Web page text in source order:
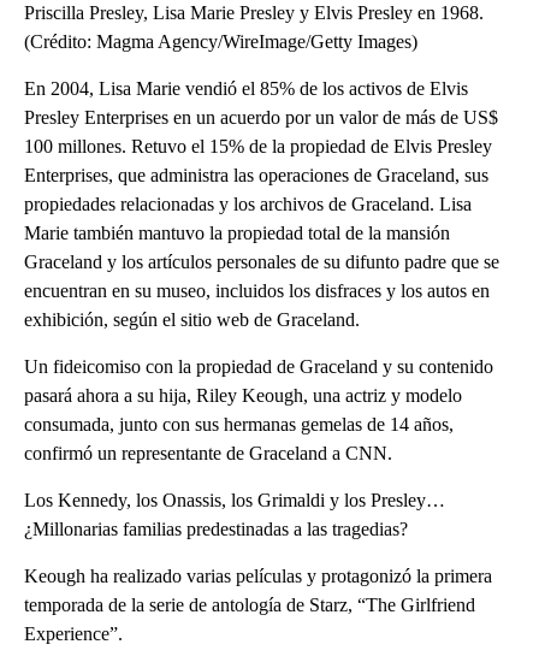
Priscilla Presley, Lisa Marie Presley y Elvis Presley en 1968.
(Crédito: Magma Agency/WireImage/Getty Images)
En 2004, Lisa Marie vendió el 85% de los activos de Elvis
Presley Enterprises en un acuerdo por un valor de más de US$
100 millones. Retuvo el 15% de la propiedad de Elvis Presley
Enterprises, que administra las operaciones de Graceland, sus
propiedades relacionadas y los archivos de Graceland. Lisa
Marie también mantuvo la propiedad total de la mansión
Graceland y los artículos personales de su difunto padre que se
encuentran en su museo, incluidos los disfraces y los autos en
exhibición, según el sitio web de Graceland.
Un fideicomiso con la propiedad de Graceland y su contenido
pasará ahora a su hija, Riley Keough, una actriz y modelo
consumada, junto con sus hermanas gemelas de 14 años,
confirmó un representante de Graceland a CNN.
Los Kennedy, los Onassis, los Grimaldi y los Presley…
¿Millonarias familias predestinadas a las tragedias?
Keough ha realizado varias películas y protagonizó la primera
temporada de la serie de antología de Starz, “The Girlfriend
Experience”.